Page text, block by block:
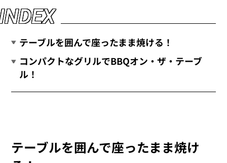
NDEX
テーブルを囲んで座ったまま焼ける！
コンパクトなグリルでBBQオン・ザ・テーブ
ル！
テーブルを囲んで座ったまま焼け